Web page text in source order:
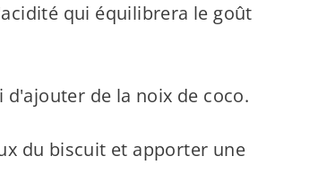
qui équilibrera le goût
de la noix de coco.
du biscuit et apporter une